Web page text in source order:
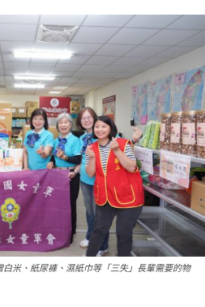
米、紙尿褲、濕紙巾等「三失」長輩需要的物